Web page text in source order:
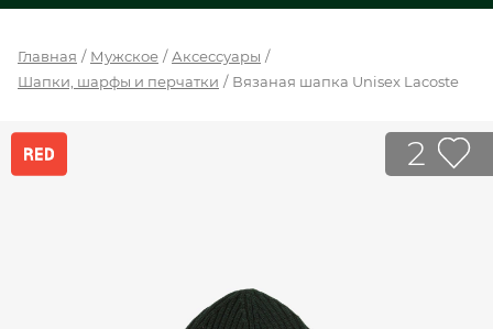
НОВИНКИ
SALE
МЫ LACOSTE
Главная Мужское
Аксессуары
Шапки, шарфы и перчатки
Вязаная шапка Unisex Lacoste
2